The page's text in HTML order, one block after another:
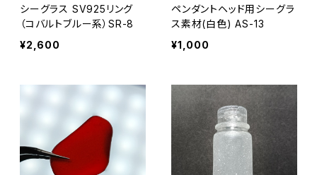
シーグラス SV925リング
（コバルトブルー系）SR-8
¥2,600
ペンダントヘッド用シーグラ
ス素材(白色) AS-13
¥1,000